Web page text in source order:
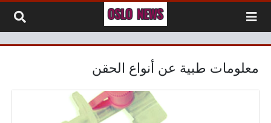
معلومات طبية عن أنواع الحقن